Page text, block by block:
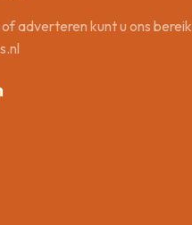
adverteren kunt u ons